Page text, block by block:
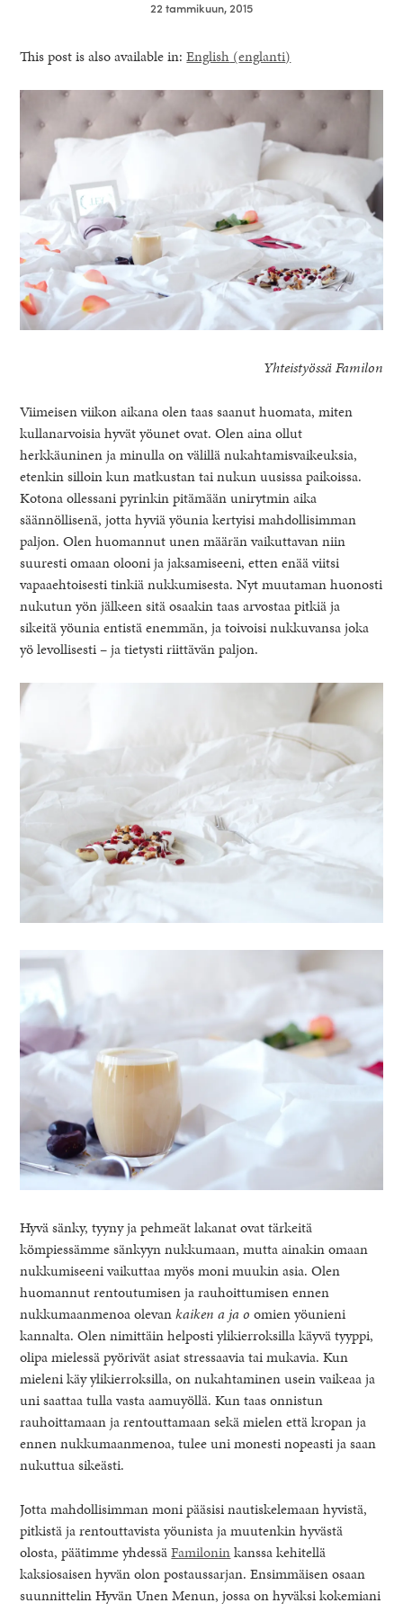
healthy living + good
22 tammikuun, 2015
This post is also available in:English (englanti)
Yhteistyössä Familon
Viimeisen viikon aikana olen taas saanut huomata, miten
kullanarvoisia hyvät yöunet ovat. Olen aina ollut
herkkäuninen ja minulla on välillä nukahtamisvaikeuksia,
etenkin silloin kun matkustan tai nukun uusissa paikoissa.
Kotona ollessani pyrinkin pitämään unirytmin aika
säännöllisenä, jotta hyviä yöunia kertyisi mahdollisimman
paljon. Olen huomannut unen määrän vaikuttavan niin
suuresti omaan olooni ja jaksamiseeni, etten enää viitsi
vapaaehtoisesti tinkiä nukkumisesta. Nyt muutaman huonosti
nukutun yön jälkeen sitä osaakin taas arvostaa pitkiä ja
sikeitä yöunia entistä enemmän, ja toivoisi nukkuvansa joka
yö levollisesti – ja tietysti riittävän paljon.
Hyvä sänky, tyyny ja pehmeät lakanat ovat tärkeitä
kömpiessämme sänkyyn nukkumaan, mutta ainakin omaan
nukkumiseeni vaikuttaa myös moni muukin asia. Olen
huomannut rentoutumisen ja rauhoittumisen ennen
nukkumaanmenoa olevankaiken a ja o omien yöunieni
kannalta. Olen nimittäin helposti ylikierroksilla käyvä tyyppi,
olipa mielessä pyörivät asiat stressaavia tai mukavia. Kun
mieleni käy ylikierroksilla, on nukahtaminen usein vaikeaa ja
uni saattaa tulla vasta aamuyöllä. Kun taas onnistun
rauhoittamaan ja rentouttamaan sekä mielen että kropan ja
ennen nukkumaanmenoa, tulee uni monesti nopeasti ja saan
nukuttua sikeästi.
Jotta mahdollisimman moni pääsisi nautiskelemaan hyvistä,
pitkistä ja rentouttavista yöunista ja muutenkin hyvästä
olosta, päätimme yhdessäFamiloninkanssa kehitellä
kaksiosaisen hyvän olon postaussarjan. Ensimmäisen osaan
suunnittelin Hyvän Unen Menun, jossa on hyväksi kokemiani